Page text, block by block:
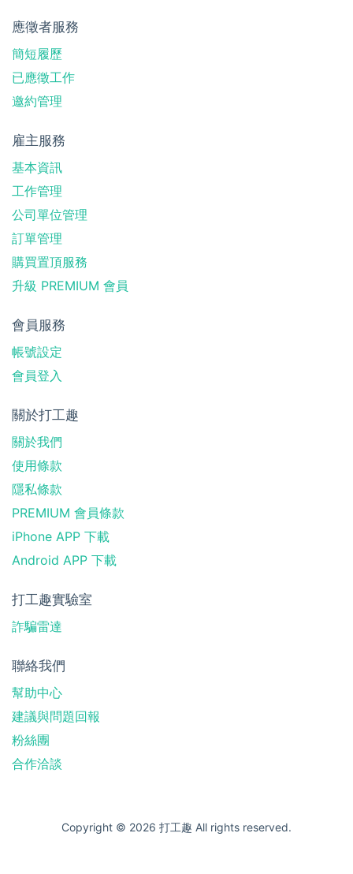
應徵者服務
簡短履歷
已應徵工作
邀約管理
雇主服務
基本資訊
工作管理
公司單位管理
訂單管理
購買置頂服務
升級 PREMIUM 會員
會員服務
帳號設定
會員登入
關於打工趣
關於我們
使用條款
隱私條款
PREMIUM 會員條款
iPhone APP 下載
Android APP 下載
打工趣實驗室
詐騙雷達
聯絡我們
幫助中心
建議與問題回報
粉絲團
合作洽談
Copyright © 2026 打工趣 All rights reserved.